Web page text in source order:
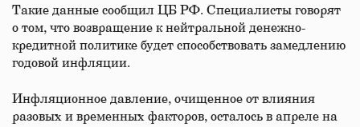
Такие данные сообщил ЦБ РФ. Специалисты говорят
о том, что возвращение к нейтральной денежно-
кредитной политике будет способствовать замедлению
годовой инфляции.
Инфляционное давление, очищенное от влияния
разовых и временных факторов, осталось в апреле на